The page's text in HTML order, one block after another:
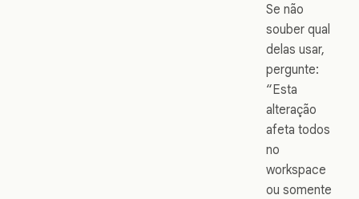
Se não
souber qual
delas usar,
pergunte:
“Esta
alteração
afeta todos
no
workspace
ou somente